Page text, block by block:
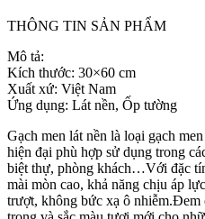
THÔNG TIN SẢN PHẨM
Mô tả:
Kích thước: 30×60 cm
Xuất xứ: Việt Nam
Ứng dụng: Lát nền, Ốp tường
Gạch men lát nền là loại gạch
hiện đại phù hợp sử dụng trong
biệt thự, phòng khách…Với đặc
mài mòn cao, khả năng chịu áp
trượt, không bức xạ ô nhiễm.Đem